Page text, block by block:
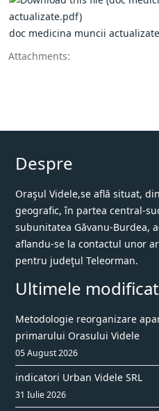
Attachments:
doc medicina muncii
Despre
Oraşul Videle,se află situat,
geografic, în partea central-
subunitatea Găvanu-Burdea,
aflandu-se la contactul unor
pentru judeţul Teleorman.
Ultimele
Metodologie reorganizare
primarului Orasului Videle
05 August 2026
indicatori Urban Videle SRL
31 Iulie 2026